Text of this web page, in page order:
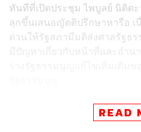
ทันทีที่เปิดประชุม ไพบูลย์ นิติต
ลุกขึ้นเสนอญัตติปรึกษาหารือ เ
ด่วนให้รัฐสภามีมติส่งศาลรัฐ
มีปัญหาเกี่ยวกับหน้าที่และอำนา
ไพบูลย์ อภิปรายว่า จากการตร
รัฐธรรมนูญของพรรคร่วมฝ่าย
READ